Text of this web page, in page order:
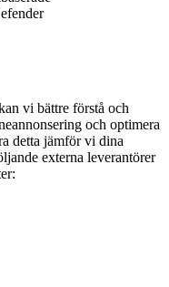
vi bättre förstå och
och optimera
detta jämför vi dina
externa leverantörer